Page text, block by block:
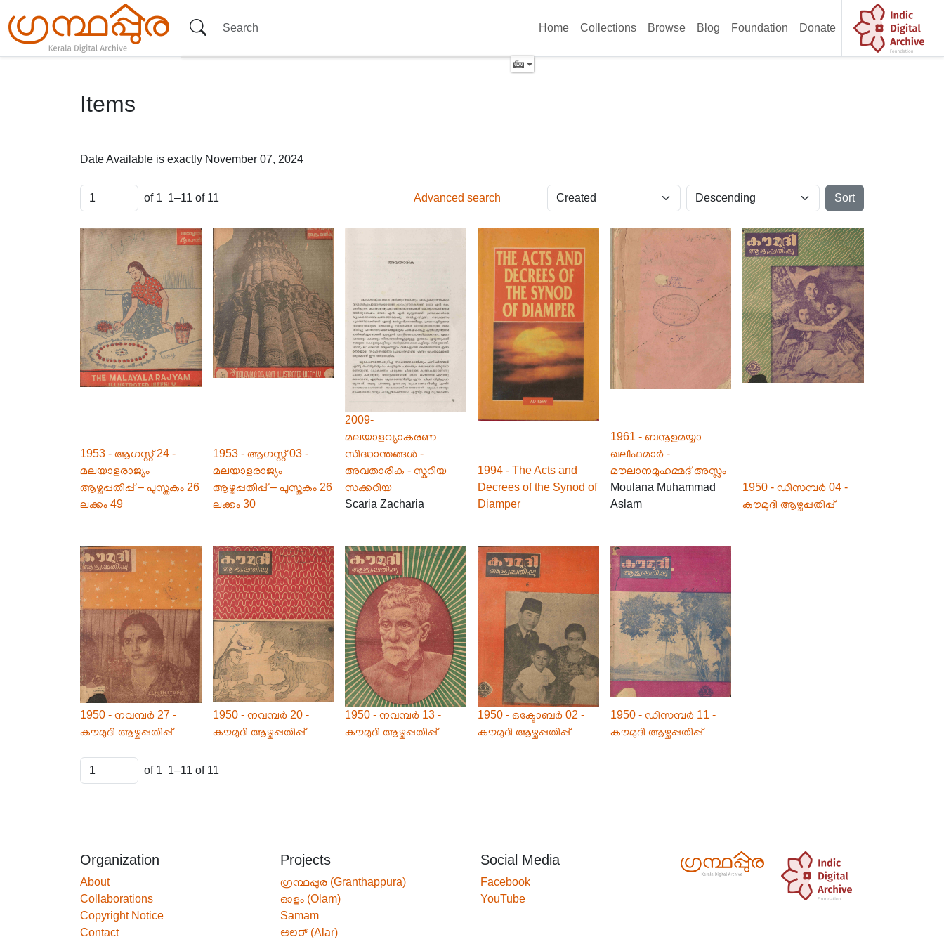
Home Collections Browse Blog Foundation Donate
Items
Date Available is exactly November 07, 2024
of 1 1–11 of 11 Advanced search Sort
1953 - ആഗസ്റ്റ് 24 -
മലയാളരാജ്യം
ആഴ്ചപ്പതിപ്പ് – പുസ്തകം 26
ലക്കം 49
1953 - ആഗസ്റ്റ് 03 -
മലയാളരാജ്യം
ആഴ്ചപ്പതിപ്പ് – പുസ്തകം 26
ലക്കം 30
2009-
മലയാളവ്യാകരണ
സിദ്ധാന്തങ്ങൾ -
അവതാരിക - സ്കറിയ
സക്കറിയ
Scaria Zacharia
1994 - The Acts and
Decrees of the Synod of
Diamper
1961 - ബനൂഉമയ്യാ
ഖലീഫമാർ -
മൗലാനമുഹമ്മദ് അസ്ലം
Moulana Muhammad
Aslam
1950 - ഡിസമ്പർ 04 -
കൗമുദി ആഴ്ചപ്പതിപ്പ്
1950 - നവമ്പർ 27 -
കൗമുദി ആഴ്ചപ്പതിപ്പ്
1950 - നവമ്പർ 20 -
കൗമുദി ആഴ്ചപ്പതിപ്പ്
1950 - നവമ്പർ 13 -
കൗമുദി ആഴ്ചപ്പതിപ്പ്
1950 - ഒക്ടോബർ 02 -
കൗമുദി ആഴ്ചപ്പതിപ്പ്
1950 - ഡിസമ്പർ 11 -
കൗമുദി ആഴ്ചപ്പതിപ്പ്
of 1 1–11 of 11
Organization
About
Collaborations
Copyright Notice
Contact
Projects
ഗ്രന്ഥപ്പുര (Granthappura)
ഓളം (Olam)
Samam
ಅಲರ್ (Alar)
Social Media
Facebook
YouTube